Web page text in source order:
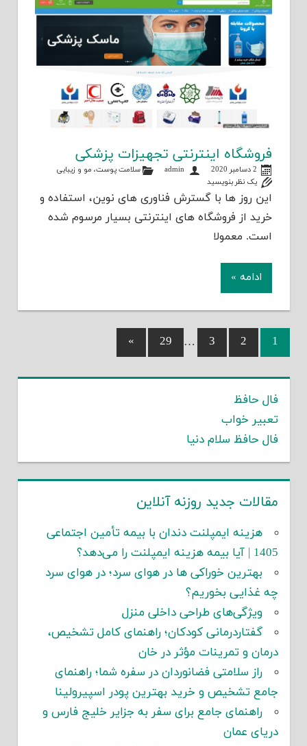
فروشگاه اینترنتی تجهیزات پزشکی
2 دسامبر 2020 admin
سلامت پوست، مو و زیبایی
یک نظر بنویسید
این روز ها با گسترش فناوری های نوین، استفاده و
خرید از فروشگاه های اینترنتی بسیار مرسوم شده
است. معمولا
ادامه »
راهبری
نوشته‌ها
1
2
3
…
29
Next
Posts
»
فال حافظ
تعبیر خواب
فال حافظ سلام دنیا
مقالات جدید روزنه آنلاین
هزینه ایمپلنت دندان با بیمه تأمین اجتماعی
1405 | آیا بیمه هزینه ایمپلنت را می‌دهد؟
بهترین خوراکی ها در هوای سرد؛ در هوای سرد
چه غذایی بخوریم؟
ویژگی‌های طراحی داخلی منزل
گفتاردرمانی کودکان؛ راهنمای کامل تشخیص،
درمان و تمرینات مؤثر در خان
راز سلامتی فضانوردان در سفره شما؛ راهنمای
جامع تشخیص و خرید بهترین پودر اسپیرولینا
راهنمای جامع برای سفر به جزایر خلیج فارس و
دریای عمان